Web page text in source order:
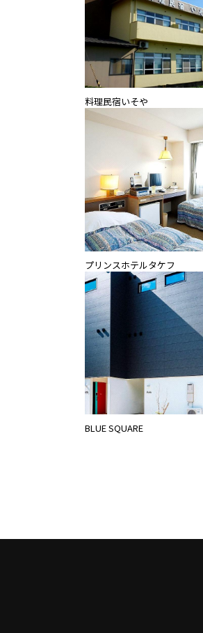
料理民宿いそや
プリンスホテルタケフ
BLUE SQUARE